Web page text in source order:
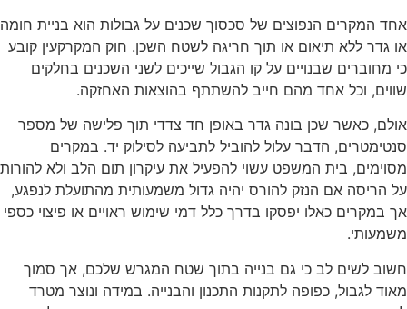
אחד המקרים הנפוצים של סכסוך שכנים על גבולות הוא בניית חומה
או גדר ללא תיאום או תוך חריגה לשטח השכן. חוק המקרקעין קובע
כי מחוברים שבנויים על קו הגבול שייכים לשני השכנים בחלקים
שווים, וכל אחד מהם חייב להשתתף בהוצאות האחזקה.
אולם, כאשר שכן בונה גדר באופן חד צדדי תוך פלישה של מספר
סנטימטרים, הדבר עלול להוביל לתביעה לסילוק יד. במקרים
מסוימים, בית המשפט עשוי להפעיל את עיקרון תום הלב ולא להורות
על הריסה אם הנזק להורס יהיה גדול משמעותית מהתועלת לנפגע,
אך במקרים כאלו יפסקו בדרך כלל דמי שימוש ראויים או פיצוי כספי
משמעותי.
חשוב לשים לב כי גם בנייה בתוך שטח המגרש שלכם, אך סמוך
מאוד לגבול, כפופה לתקנות התכנון והבנייה. במידה ונוצר מטרד